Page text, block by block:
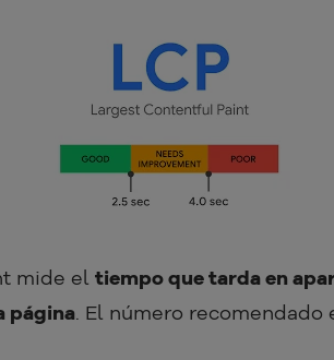
mide el tiempo que tarda en
página. El número recomendado